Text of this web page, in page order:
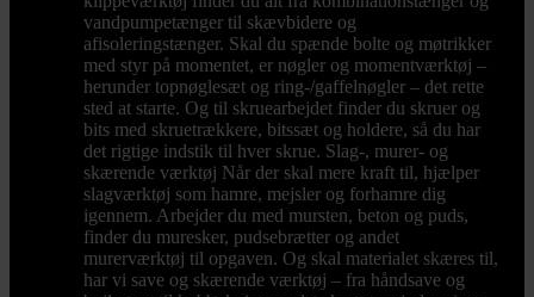
vandpumpetænger til skævbidere og
afisoleringstænger. Skal du spænde bolte og møtrikker
med styr på momentet, er nøgler og momentværktøj –
herunder topnøglesæt og ring-/gaffelnøgler – det rette
sted at starte. Og til skruearbejdet finder du skruer og
bits med skruetrækkere, bitssæt og holdere, så du har
det rigtige indstik til hver skrue. Slag-, murer- og
skærende værktøj Når der skal mere kraft til, hjælper
slagværktøj som hamre, mejsler og forhamre dig
igennem. Arbejder du med mursten, beton og puds,
finder du muresker, pudsebrætter og andet
murerværktøj til opgaven. Og skal materialet skæres til,
har vi save og skærende værktøj – fra håndsave og